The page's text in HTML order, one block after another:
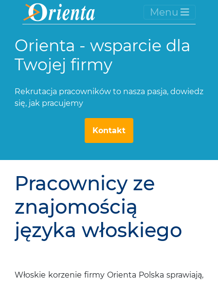
Menu
Orienta - wsparcie dla
Twojej firmy
Rekrutacja pracowników to nasza pasja, dowiedz
się, jak pracujemy
Kontakt
Pracownicy ze
znajomością
języka włoskiego
Włoskie korzenie firmy Orienta Polska sprawiają,